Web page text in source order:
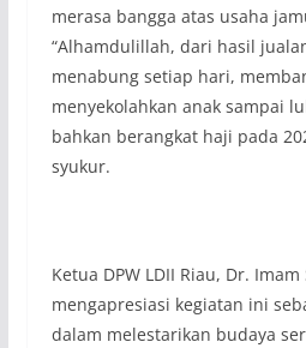
merasa bangga atas usaha
“Alhamdulillah, dari hasil
menabung setiap hari,
menyekolahkan anak sampai
bahkan berangkat haji pada
syukur.
Ketua DPW LDII Riau, Dr.
mengapresiasi kegiatan ini
dalam melestarikan budaya